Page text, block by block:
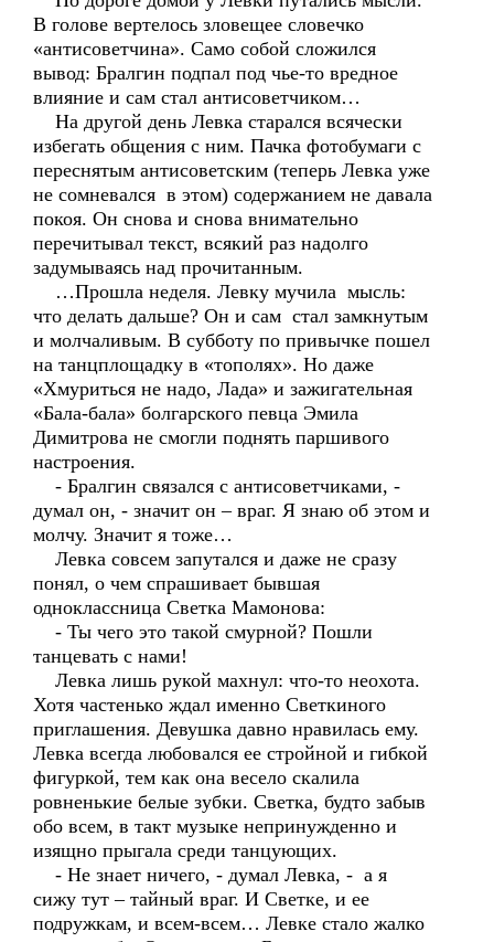
В голове вертелось зловещее словечко
«антисоветчина». Само собой сложился
вывод: Бралгин подпал под чье-то вредное
влияние и сам стал антисоветчиком…
На другой день Левка старался всячески
избегать общения с ним. Пачка фотобумаги с
переснятым антисоветским (теперь Левка уже
не сомневался в этом) содержанием не давала
покоя. Он снова и снова внимательно
перечитывал текст, всякий раз надолго
задумываясь над прочитанным.
…Прошла неделя. Левку мучила мысль:
что делать дальше? Он и сам стал замкнутым
и молчаливым. В субботу по привычке пошел
на танцплощадку в «тополях». Но даже
«Хмуриться не надо, Лада» и зажигательная
«Бала-бала» болгарского певца Эмила
Димитрова не смогли поднять паршивого
настроения.
- Бралгин связался с антисоветчиками, -
думал он, - значит он – враг. Я знаю об этом и
молчу. Значит я тоже…
Левка совсем запутался и даже не сразу
понял, о чем спрашивает бывшая
одноклассница Светка Мамонова:
- Ты чего это такой смурной? Пошли
танцевать с нами!
Левка лишь рукой махнул: что-то неохота.
Хотя частенько ждал именно Светкиного
приглашения. Девушка давно нравилась ему.
Левка всегда любовался ее стройной и гибкой
фигуркой, тем как она весело скалила
ровненькие белые зубки. Светка, будто забыв
обо всем, в такт музыке непринужденно и
изящно прыгала среди танцующих.
- Не знает ничего, - думал Левка, - а я
сижу тут – тайный враг. И Светке, и ее
подружкам, и всем-всем… Левке стало жалко